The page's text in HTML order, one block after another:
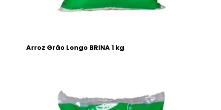
Arroz Grão Longo BRINA 1 kg